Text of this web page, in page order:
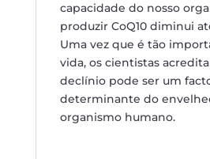
capacidade do nosso
produzir CoQ10 diminui
Uma vez que é tão
vida, os cientistas
declínio pode ser um
determinante do
organismo humano.